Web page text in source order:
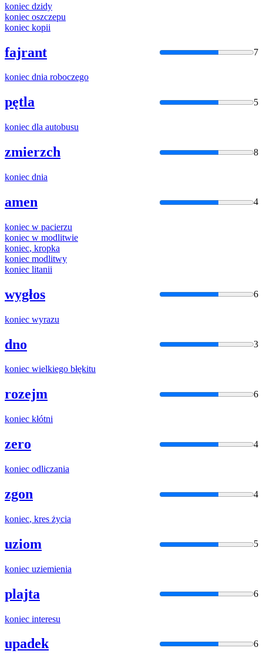
koniec dzidy
koniec oszczepu
koniec kopii
fajrant 7
koniec dnia roboczego
pętla 5
koniec dla autobusu
zmierzch 8
koniec dnia
amen 4
koniec w pacierzu
koniec w modlitwie
koniec, kropka
koniec modlitwy
koniec litanii
wygłos 6
koniec wyrazu
dno 3
koniec wielkiego błękitu
rozejm 6
koniec kłótni
zero 4
koniec odliczania
zgon 4
koniec, kres życia
uziom 5
koniec uziemienia
plajta 6
koniec interesu
upadek 6